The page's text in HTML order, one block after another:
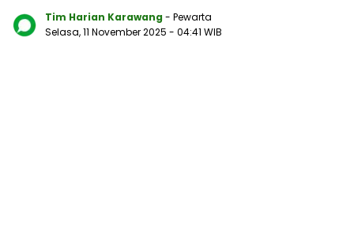
Tim Harian Karawang - Pewarta
Selasa, 11 November 2025 - 04:41 WIB